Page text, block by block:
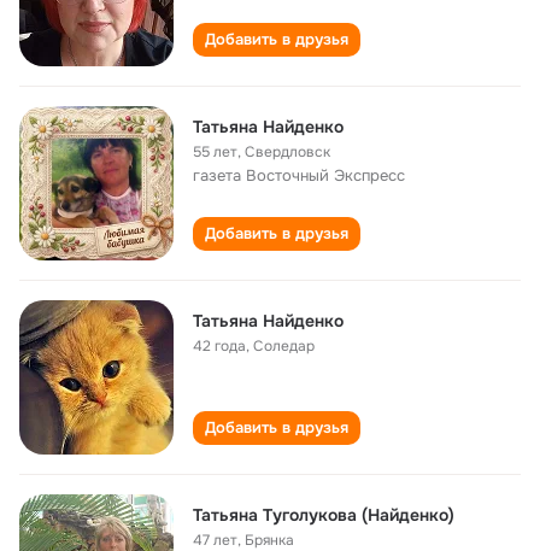
Добавить в друзья
Татьяна Найденко
55 лет,Свердловск
газета Восточный Экспресс
Добавить в друзья
Татьяна Найденко
42 года,Соледар
Добавить в друзья
Татьяна Туголукова (Найденко)
47 лет, Брянка